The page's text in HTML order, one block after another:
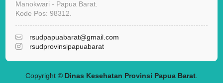
Manokwari - Papua Barat.
Kode Pos: 98312.
rsudpapuabarat@gmail.com
rsudprovinsipapuabarat
Copyright © Dinas Kesehatan Provinsi Papua Barat.